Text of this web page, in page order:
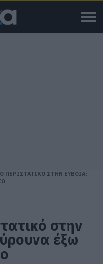
ΠΕΡΙΣΤΑΤΙΚΟ ΣΤΗΝ ΕΥΒΟΙΑ:
στην
έξω